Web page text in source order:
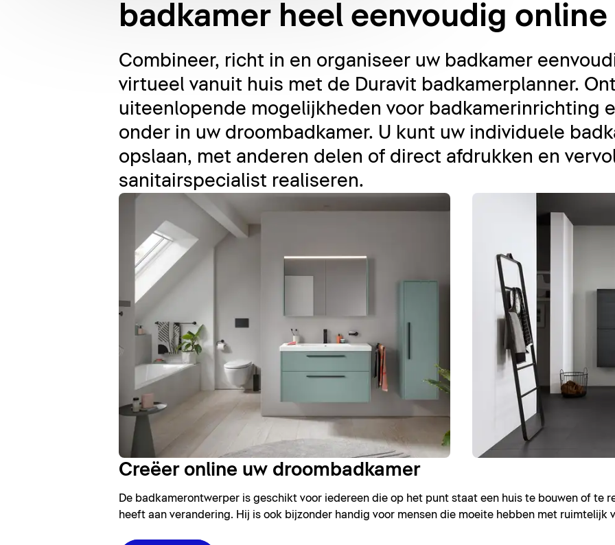
badkamer heel eenvoudig online
Combineer, richt in en organiseer uw badkamer
virtueel vanuit huis met de Duravit badkamerplanner.
uiteenlopende mogelijkheden voor badkamerinrichting
onder in uw droombadkamer. U kunt uw individuele
opslaan, met anderen delen of direct afdrukken en
sanitairspecialist realiseren.
Creëer online uw droombadkamer
De badkamerontwerper is geschikt voor iedereen die op het punt staat een huis te bouwen of te
heeft aan verandering. Hij is ook bijzonder handig voor mensen die moeite hebben met ruimtelijk